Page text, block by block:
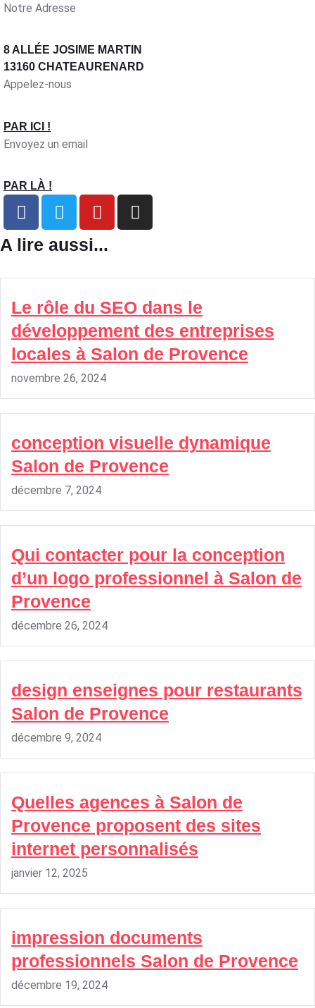
Notre Adresse
8 ALLÉE JOSIME MARTIN
13160 CHATEAURENARD
Appelez-nous
PAR ICI !
Envoyez un email
PAR LÀ !
A lire aussi...
Le rôle du SEO dans le
développement des entreprises
locales à Salon de Provence
novembre 26, 2024
conception visuelle dynamique
Salon de Provence
décembre 7, 2024
Qui contacter pour la conception
d’un logo professionnel à Salon de
Provence
décembre 26, 2024
design enseignes pour restaurants
Salon de Provence
décembre 9, 2024
Quelles agences à Salon de
Provence proposent des sites
internet personnalisés
janvier 12, 2025
impression documents
professionnels Salon de Provence
décembre 19, 2024